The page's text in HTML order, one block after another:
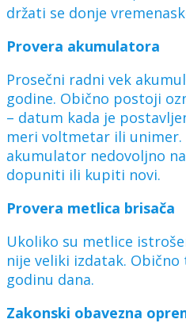
držati se donje
Provera akumulatora
Prosečni radni vek
godine. Obično postoji
– datum kada je
meri voltmetar ili
akumulator nedovoljno
dopuniti ili kupiti novi.
Provera metlica brisača
Ukoliko su metlice
nije veliki izdatak. Obično
godinu dana.
Zakonski obavezna